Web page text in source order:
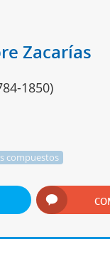
Zacarías
1850)
compuestos